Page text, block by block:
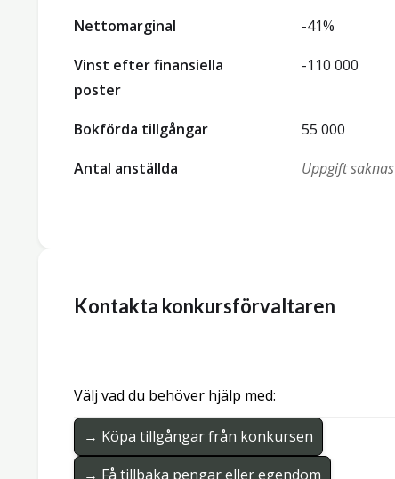
Nettomarginal
-41%
Vinst efter finansiella
poster
-110 000
Bokförda tillgångar
55 000
Antal anställda
Uppgift saknas
Kontakta konkursförvaltaren
Välj vad du behöver hjälp med:
→ Köpa tillgångar från konkursen
→ Få tillbaka pengar eller egendom